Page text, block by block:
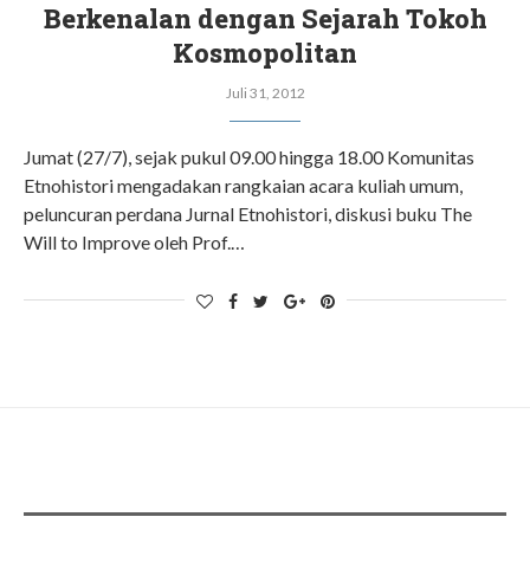
Berkenalan dengan Sejarah Tokoh
Kosmopolitan
Juli 31, 2012
Jumat (27/7), sejak pukul 09.00 hingga 18.00 Komunitas
Etnohistori mengadakan rangkaian acara kuliah umum,
peluncuran perdana Jurnal Etnohistori, diskusi buku The
Will to Improve oleh Prof.…